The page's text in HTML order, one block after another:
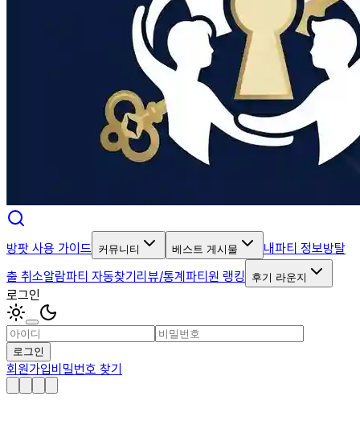
방팟 사용 가이드 커뮤니티 베스트 게시물 내파티 정보방탈
출 취소알람파티 자동찾기리뷰/통계파티원 랭킹 후기 라운지
로그인
로그인
회원가입비밀번호 찾기